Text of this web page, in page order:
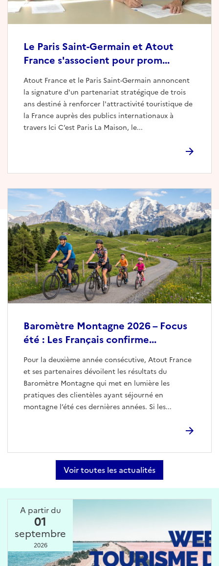
Le Paris Saint-Germain et Atout
France s'associent pour prom...
Atout France et le Paris Saint-Germain annoncent
la signature d'un partenariat stratégique de trois
ans destiné à renforcer l'attractivité touristique de
la France auprès des publics internationaux à
travers Ici C’est Paris La Maison, le...
Baromètre Montagne 2026 – Focus
été : Les Français confirme...
Pour la deuxième année consécutive, Atout France
et ses partenaires dévoilent les résultats du
Baromètre Montagne qui met en lumière les
pratiques des clientèles ayant séjourné en
montagne l’été ces dernières années. Si les...
Voir toutes les actualités
A partir du
01
septembre
2026